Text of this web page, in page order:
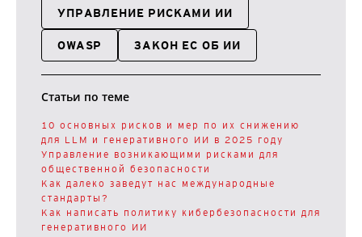
УПРАВЛЕНИЕ РИСКАМИ ИИ
OWASP ЗАКОН ЕС ОБ ИИ
Статьи по теме
10 основных рисков и мер по их снижению
для LLM и генеративного ИИ в 2025 году
Управление возникающими рисками для
общественной безопасности
Как далеко заведут нас международные
стандарты?
Как написать политику кибербезопасности для
генеративного ИИ